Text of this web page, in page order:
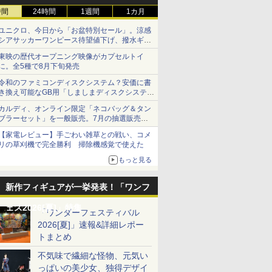
24時間 1週間 1カ月
ニクロ、今日から「お盆特別セール」。涼感
アサッカーワンピース待望値下げ、撥水ギア
ョーツは1990円に
映の歴代オープニング映像がカプセルトイ
。全5種で8月下旬発売
和のファミコンディスクシステム？安価に書
換え可能なGB用「しましまディスクシステ
」
ルディ、オンライン限定「ネコバッグ＆タン
ラーセット」を一般販売。7月の抽選販売の
選無効分
家電レビュー】手ごわい雑草との戦い、コメ
の草刈機で完全勝利 掃除機感覚で使えた
もっと見る
新作フィギュアが一挙発表！「ワンフ
ェス2026[夏]」特集「ワンダーフェスティバル
2026[夏]」速報&詳細レポー
トまとめ
不気味で繊細な怪物、元気い
っぱいの美少女、独得デザイ